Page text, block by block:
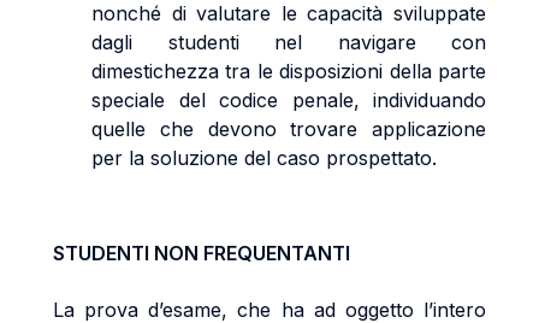
nonché di valutare le capacità sviluppate
dagli studenti nel navigare con
dimestichezza tra le disposizioni della parte
speciale del codice penale, individuando
quelle che devono trovare applicazione
per la soluzione del caso prospettato.
STUDENTI NON FREQUENTANTI
La prova d’esame, che ha ad oggetto l’intero